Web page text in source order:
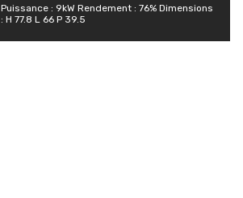
Puissance : 9kW Rendement : 76% Dimensions
: H 77.8 L 66 P 39.5